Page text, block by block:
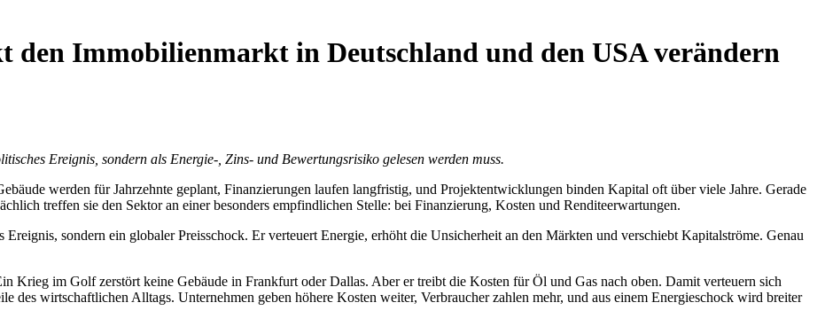
Immobilienmarkt in Deutschland und den USA verändern
Ereignis, sondern als Energie-, Zins- und Bewertungsrisiko gelesen werden muss.
werden für Jahrzehnte geplant, Finanzierungen laufen langfristig, und Projektentwicklungen binden Kapital oft über viele Jahre. Gerade
treffen sie den Sektor an einer besonders empfindlichen Stelle: bei Finanzierung, Kosten und Renditeerwartungen.
sondern ein globaler Preisschock. Er verteuert Energie, erhöht die Unsicherheit an den Märkten und verschiebt Kapitalströme. Genau
Krieg im Golf zerstört keine Gebäude in Frankfurt oder Dallas. Aber er treibt die Kosten für Öl und Gas nach oben. Damit verteuern sich
des wirtschaftlichen Alltags. Unternehmen geben höhere Kosten weiter, Verbraucher zahlen mehr, und aus einem Energieschock wird breiter